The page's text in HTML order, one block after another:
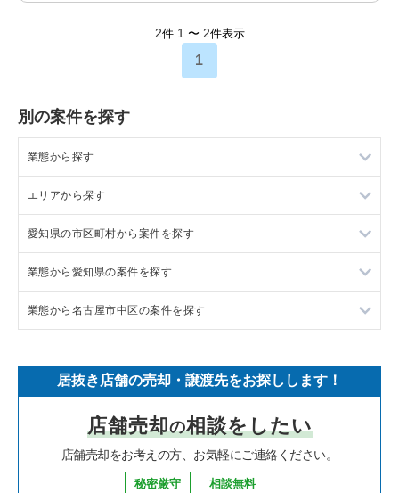
2件 1 〜 2件表示
1
別の案件を探す
業態から探す
ラーメンの居抜き売却物件の案件一覧
フランス料理の居抜き売却物件の案件一覧
イタリア料理の居抜き売却物件の案件一覧
中華の居抜き売却物件の案件一覧
寿司の居抜き売却物件の案件一覧
焼肉の居抜き売却物件の案件一覧
鉄板焼き・お好み焼の居抜き売却物件の案件一覧
エリアから探す
東京23区の飲食店の居抜き売却物件の案件一覧
東京都下の飲食店の居抜き売却物件の案件一覧
千葉県の飲食店の居抜き売却物件の案件一覧
神奈川県の飲食店の居抜き売却物件の案件一覧
大阪府の飲食店の居抜き売却物件の案件一覧
兵庫県の飲食店の居抜き売却物件の案件一覧
愛知県の市区町村から案件を探す
岡崎市の飲食店の居抜き売却物件の案件一覧
半田市の飲食店の居抜き売却物件の案件一覧
名古屋市名東区の飲食店の居抜き売却物件の案件一覧
名古屋市東区の飲食店の居抜き売却物件の案件一覧
名古屋市西区の飲食店の居抜き売却物件の案件一覧
業態から愛知県の案件を探す
愛知県のラーメンの居抜き売却物件の案件一覧
愛知県のイタリア料理の居抜き売却物件の案件一覧
愛知県の中華の居抜き売却物件の案件一覧
愛知県のそば・うどんの居抜き売却物件の案件一覧
業態から名古屋市中区の案件を探す
名古屋市中区のイタリア料理の居抜き売却物件の案件一覧
名古屋市中区の寿司の居抜き売却物件の案件一覧
名古屋市中区の焼肉の居抜き売却物件の案件一覧
居抜き店舗の売却・譲渡先をお探しします！
店舗売却の相談をしたい
店舗売却をお考えの方、お気軽にご連絡ください。
秘密厳守 相談無料